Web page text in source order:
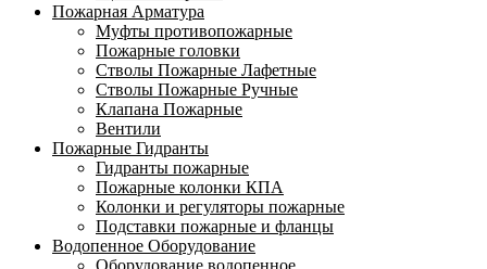
Пожарная Арматура
Муфты противопожарные
Пожарные головки
Стволы Пожарные Лафетные
Стволы Пожарные Ручные
Клапана Пожарные
Вентили
Пожарные Гидранты
Гидранты пожарные
Пожарные колонки КПА
Колонки и регуляторы пожарные
Подставки пожарные и фланцы
Водопенное Оборудование
Оборудование водопенное